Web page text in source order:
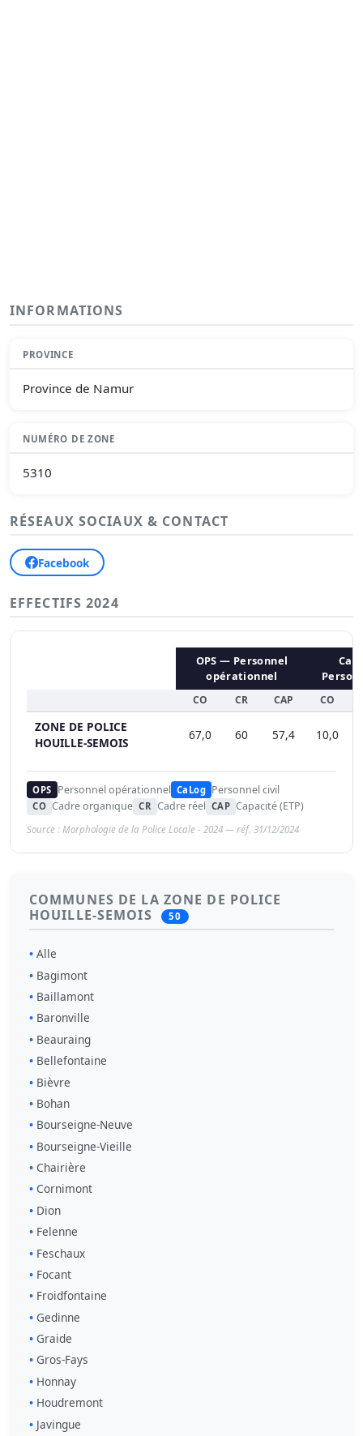
INFORMATIONS
PROVINCE
Province de Namur
NUMÉRO DE ZONE
5310
RÉSEAUX SOCIAUX & CONTACT
Facebook
EFFECTIFS 2024
OPS — Personnel
opérationnel
CO CR CAP CO
ZONE DE POLICE
HOUILLE-SEMOIS
67,0 60 57,4 10,0
OPS Personnel opérationnel CaLog Personnel civil
CO Cadre organique CR Cadre réel CAP Capacité (ETP)
Source : Morphologie de la Police Locale - 2024 — réf. 31/12/2024
COMMUNES DE LA ZONE DE POLICE
HOUILLE-SEMOIS
50
Alle
Bagimont
Baillamont
Baronville
Beauraing
Bellefontaine
Bièvre
Bohan
Bourseigne-Neuve
Bourseigne-Vieille
Chairière
Cornimont
Dion
Felenne
Feschaux
Focant
Froidfontaine
Gedinne
Graide
Gros-Fays
Honnay
Houdremont
Javingue